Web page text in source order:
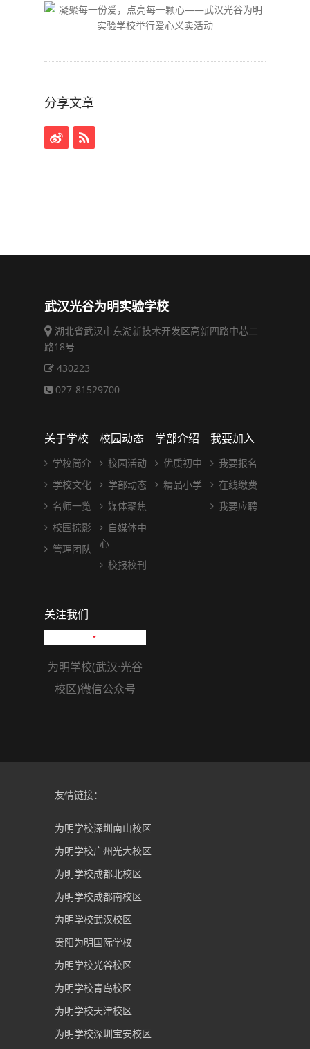
分享文章
武汉光谷为明实验学校
湖北省武汉市东湖新技术开发区高新四路中芯二
路18号
430223
027-81529700
关于学校
学校简介
学校文化
名师一览
校园掠影
管理团队
校园动态
校园活动
学部动态
媒体聚焦
自媒体中
心
校报校刊
学部介绍
优质初中
精品小学
我要加入
我要报名
在线缴费
我要应聘
关注我们
为明学校(武汉·光谷
校区)微信公众号
友情链接：
为明学校深圳南山校区
为明学校广州光大校区
为明学校成都北校区
为明学校成都南校区
为明学校武汉校区
贵阳为明国际学校
为明学校光谷校区
为明学校青岛校区
为明学校天津校区
为明学校深圳宝安校区